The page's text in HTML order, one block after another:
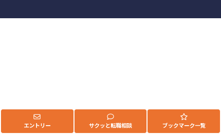
エントリー サクッと転職相談 ブックマーク一覧